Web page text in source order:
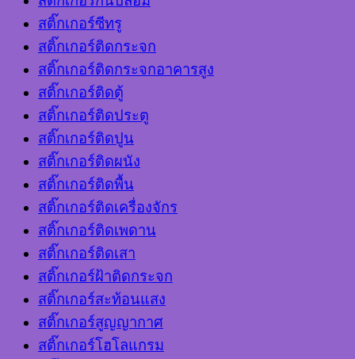
สติ๊กเกอร์ซีทรู
สติ๊กเกอร์ติดกระจก
สติ๊กเกอร์ติดกระจกอาคารสูง
สติ๊กเกอร์ติดตู้
สติ๊กเกอร์ติดประตู
สติ๊กเกอร์ติดปูน
สติ๊กเกอร์ติดผนัง
สติ๊กเกอร์ติดพื้น
สติ๊กเกอร์ติดเครื่องจักร
สติ๊กเกอร์ติดเพดาน
สติ๊กเกอร์ติดเสา
สติ๊กเกอร์ฝ้าติดกระจก
สติ๊กเกอร์สะท้อนแสง
สติ๊กเกอร์สูญญากาศ
สติ๊กเกอร์โฮโลแกรม